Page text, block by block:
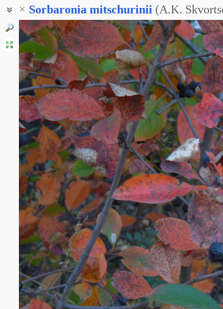
× Sorbaronia mitschurinii (A.K.
Арония Мичурина
Черноплодка Мичурина
Черноплодная рябина